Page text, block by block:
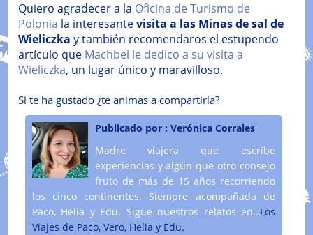
Quiero agradecer a la Oficina de Turismo de
Polonia la interesantevisita a las Minas de sal de
Wieliczka y también recomendaros el estupendo
artículo que Machbel le dedico a su visita a
Wieliczka, un lugar único y maravilloso.
Si te ha gustado ¿te animas a compartirla?
Publicado por : Verónica Corrales
Madre viajera que escribe
experiencias y algún que otro consejo
fruto de más de 15 años recorriendo
los cinco continentes. Siempre acompañada de
Paco, Helia y Edu. Sigue nuestros relatos en....
Los
Viajes de Paco, Vero, Helia y Edu.